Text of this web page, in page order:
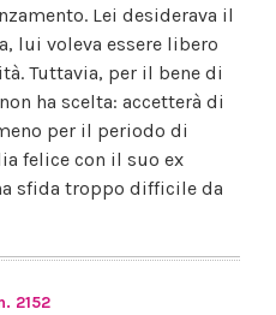
Lei desiderava il
lui voleva essere libero
Tuttavia, per il bene di
ha scelta: accetterà di
per il periodo di
felice con il suo ex
sfida troppo difficile da
2152